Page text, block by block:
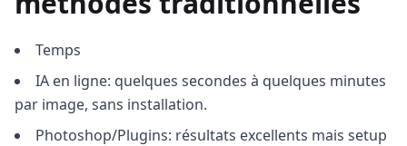
Temps
IA en ligne: quelques secondes à quelques minutes
par image, sans installation.
Photoshop/Plugins: résultats excellents mais setup